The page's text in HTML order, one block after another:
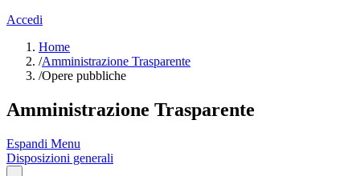
Accedi
Home
/Amministrazione Trasparente
/Opere pubbliche
Amministrazione Trasparente
Espandi Menu
Disposizioni generali